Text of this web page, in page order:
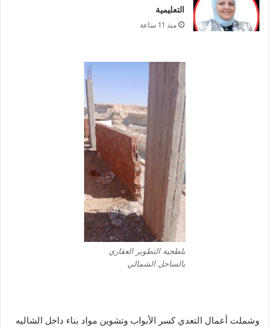
التعليمية
منذ 11 ساعة
بلطجية التطوير العقاري
بالساحل الشمالي
وشملت أعمال التعدي كسر الأبواب وتشوين مواد بناء داخل الشاليه